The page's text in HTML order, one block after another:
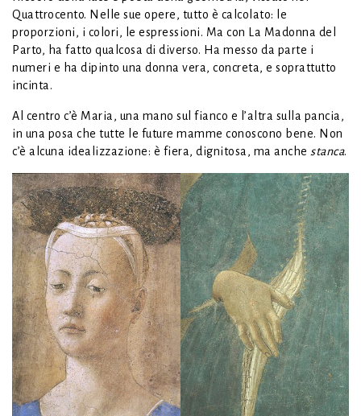
Quattrocento. Nelle sue opere, tutto è calcolato: le
proporzioni, i colori, le espressioni. Ma con La Madonna del
Parto, ha fatto qualcosa di diverso. Ha messo da parte i
numeri e ha dipinto una donna vera, concreta, e soprattutto
incinta.
Al centro c’è Maria, una mano sul fianco e l’altra sulla pancia,
in una posa che tutte le future mamme conoscono bene. Non
c’è alcuna idealizzazione: è fiera, dignitosa, ma anche stanca.